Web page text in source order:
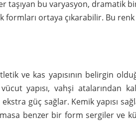
taşıyan bu varyasyon, dramatik
ortaya çıkarabilir. Bu
ve kas yapısının belirgin
yapısı, vahşi atalarından
güç sağlar. Kemik yapısı
benzer bir form sergiler ve